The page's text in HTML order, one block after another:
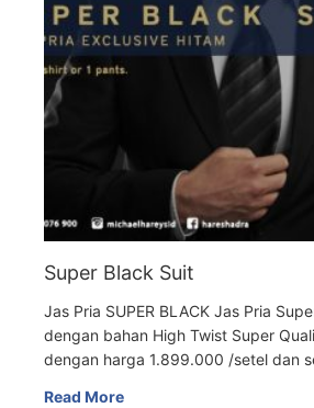
Super Black Suit
Jas Pria SUPER BLACK Jas Pria
dengan bahan High Twist Super
dengan harga 1.899.000 /setel dan
Read More